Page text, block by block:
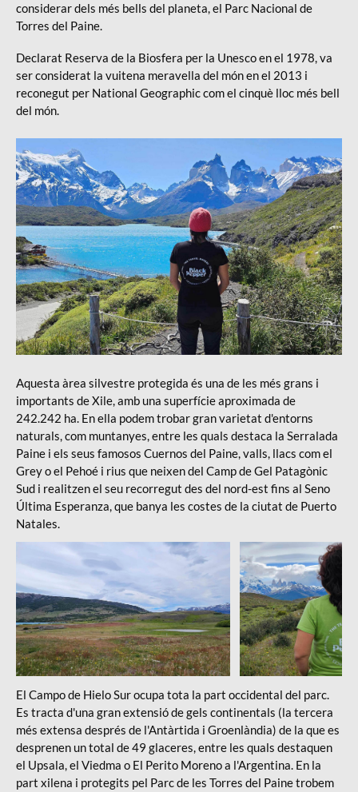
considerar dels més bells del planeta, el Parc Nacional de
Torres del Paine.
Declarat Reserva de la Biosfera per la Unesco en el 1978, va
ser considerat la vuitena meravella del món en el 2013 i
reconegut per National Geographic com el cinquè lloc més bell
del món.
Aquesta àrea silvestre protegida és una de les més grans i
importants de Xile, amb una superfície aproximada de
242.242 ha. En ella podem trobar gran varietat d'entorns
naturals, com muntanyes, entre les quals destaca la Serralada
Paine i els seus famosos Cuernos del Paine, valls, llacs com el
Grey o el Pehoé i rius que neixen del Camp de Gel Patagònic
Sud i realitzen el seu recorregut des del nord-est fins al Seno
Última Esperanza, que banya les costes de la ciutat de Puerto
Natales.
Viatge Patagònia
Viatge
Patagònia
El Campo de Hielo Sur ocupa tota la part occidental del parc.
Es tracta d'una gran extensió de gels continentals (la tercera
més extensa després de l'Antàrtida i Groenlàndia) de la que es
desprenen un total de 49 glaceres, entre les quals destaquen
el Upsala, el Viedma o El Perito Moreno a l'Argentina. En la
part xilena i protegits pel Parc de les Torres del Paine trobem